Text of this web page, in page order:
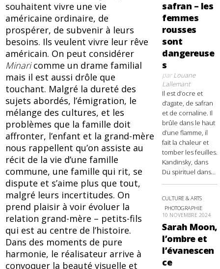
souhaitent vivre une vie
américaine ordinaire, de
prospérer, de subvenir à leurs
besoins. Ils veulent vivre leur rêve
américain. On peut considérer
Minaricomme un drame familial
mais il est aussi drôle que
touchant. Malgré la dureté des
sujets abordés, l’émigration, le
mélange des cultures, et les
problèmes que la famille doit
affronter, l’enfant et la grand-mère
nous rappellent qu’on assiste au
récit de la vie d’une famille
commune, une famille qui rit, se
dispute et s’aime plus que tout,
malgré leurs incertitudes. On
prend plaisir à voir évoluer la
relation grand-mère – petits-fils
qui est au centre de l’histoire.
Dans des moments de pure
harmonie, le réalisateur arrive à
convoquer la beauté visuelle et
safran – les
femmes
rousses
sont
dangereuse
s
parLouane
Lallemant
Il est d’ocre et
d’agate, de safran
et de cornaline. Il
brûle dans le haut
d’une flamme, il
fait la chaleur et
tomber les feuilles.
Kandinsky, dans
Du spirituel dans...
CULTURE & ARTS
PHOTOGRAPHIE
10 NOVEMBRE 2024
Sarah Moon,
l’ombre et
l’évanescen
ce